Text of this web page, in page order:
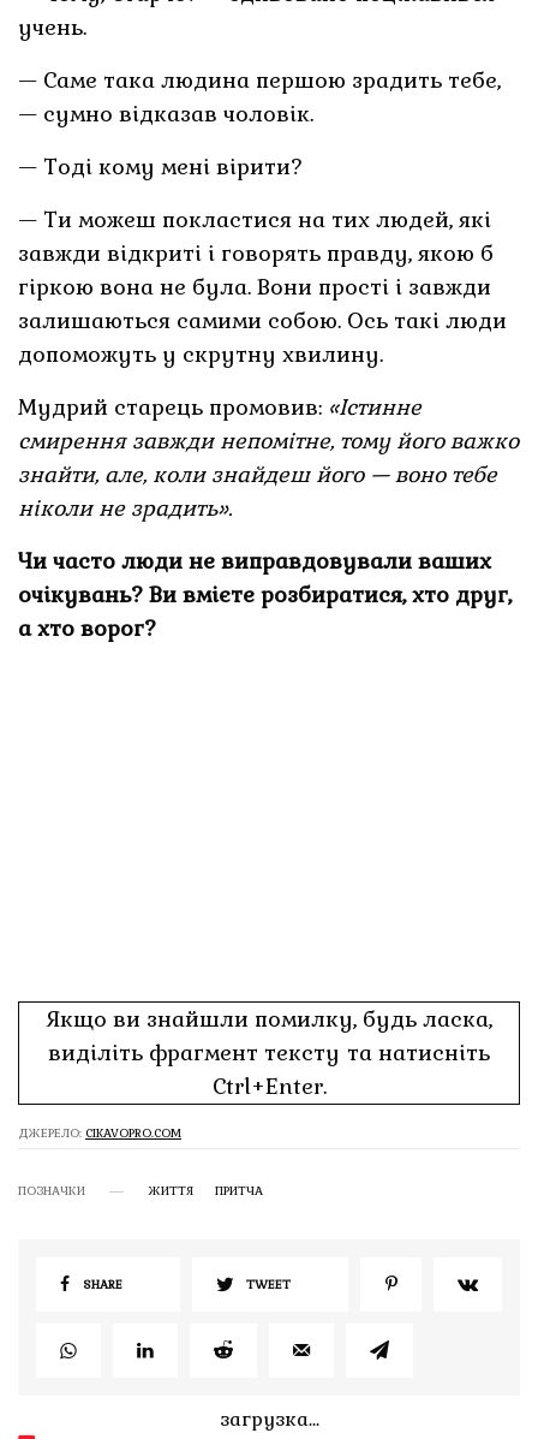
учень.
— Саме така людина першою зрадить тебе,
— сумно відказав чоловік.
— Тоді кому мені вірити?
— Ти можеш покластися на тих людей, які
завжди відкриті і говорять правду, якою б
гіркою вона не була. Вони прості і завжди
залишаються самими собою. Ось такі люди
допоможуть у скрутну хвилину.
Мудрий старець промовив: «Істинне
смирення завжди непомітне, тому його важко
знайти, але, коли знайдеш його — воно тебе
ніколи не зрадить».
Чи часто люди не виправдовували ваших
очікувань? Ви вмієте розбиратися, хто друг,
а хто ворог?
Якщо ви знайшли помилку, будь ласка,
виділіть фрагмент тексту та натисніть
Ctrl+Enter.
ДЖЕРЕЛО: CIKAVOPRO.COM
ПОЗНАЧКИ ЖИТТЯ ПРИТЧА
SHARE TWEET
загрузка...